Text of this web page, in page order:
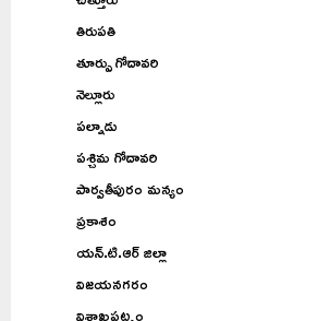
తిరుపతి
తూర్పు గోదావరి
నెల్లూరు
పల్నాడు
పశ్చిమ గోదావరి
పార్వతీపురం మన్యం
ప్రకాశం
యన్.టి.ఆర్ జిల్లా
విజయనగరం
విశాఖపట్నం